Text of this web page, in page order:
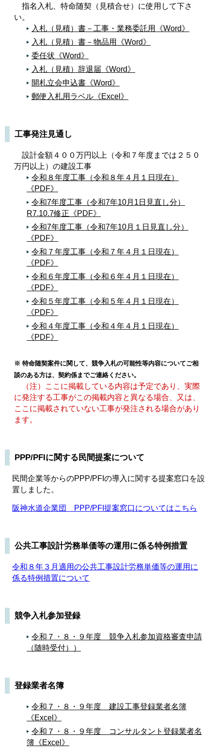
指名入札、特命随契（見積合せ）に使用して下さ
い。
入札（見積）書－工事・業務委託用《Word》
入札（見積）書－物品用《Word》
委任状《Word》
入札（見積）辞退届《Word》
開札立会申込書《Word》
郵便入札用ラベル《Excel》
工事発注見通し
設計金額４００万円以上（令和７年度までは２５０
万円以上）の建設工事
令和８年度工事（令和８年４月１日現在）
《PDF》
令和7年度工事（令和7年10月1日見直し分）
R7.10.7修正《PDF》
令和7年度工事（令和7年10月１日見直し分）
《PDF》
令和７年度工事（令和７年４月１日現在）
《PDF》
令和６年度工事（令和６年４月１日現在）
《PDF》
令和５年度工事（令和５年４月１日現在）
《PDF》
令和４年度工事（令和４年４月１日現在）
《PDF》
※ 特命随契案件に関して、競争入札の可能性等内容についてご相
談のある方は、契約係までご連絡ください。
（注）ここに掲載している内容は予定であり、実際
に発注する工事がこの掲載内容と異なる場合、又は、
ここに掲載されていない工事が発注される場合があり
ます。
PPP/PFIに関する民間提案について
民間企業等からのPPP/PFIの導入に関する提案窓口を設
置しました。
阪神水道企業団 PPP/PFI提案窓口についてはこちら
公共工事設計労務単価等の運用に係る特例措置
令和８年３月適用の公共工事設計労務単価等の運用に
係る特例措置について
競争入札参加登録
令和７・８・９年度 競争入札参加資格審査申請
（随時受付））
登録業者名簿
令和７・８・９年度 建設工事登録業者名簿
《Excel》
令和７・８・９年度 コンサルタント登録業者名
簿《Excel》